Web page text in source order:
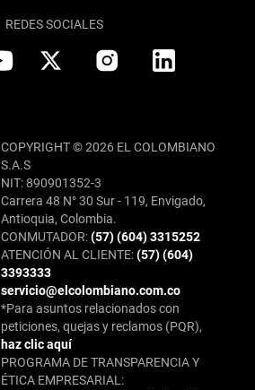
REDES SOCIALES
COPYRIGHT © 2026 EL COLOMBIANO
S.A.S
NIT: 890901352-3
Carrera 48 N° 30 Sur - 119, Envigado,
Antioquia, Colombia.
CONMUTADOR:(57) (604) 3315252
ATENCIÓN AL CLIENTE:(57) (604)
3393333
servicio@elcolombiano.com.co
*Para asuntos relacionados con
peticiones, quejas y reclamos (PQR),
haz clic aquí
PROGRAMA DE TRANSPARENCIA Y
ÉTICA EMPRESARIAL: